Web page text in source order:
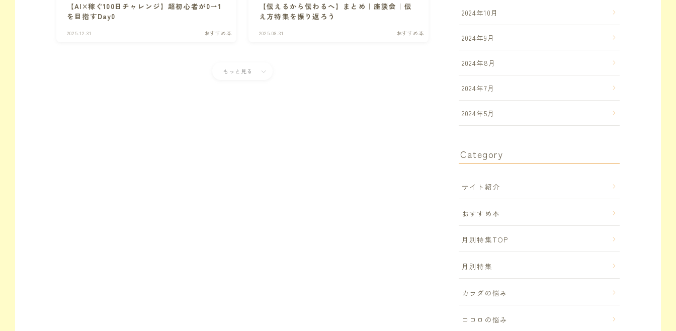
【AI×稼ぐ100日チャレンジ】超初心者が0→1
を目指すDay0
2025.12.31 おすすめ本
【伝えるから伝わるへ】まとめ｜座談会｜伝
え方特集を振り返ろう
2025.08.31 おすすめ本
もっと見る
2024年10月
2024年9月
2024年8月
2024年7月
2024年5月
Category
サイト紹介
おすすめ本
月別特集TOP
月別特集
カラダの悩み
ココロの悩み